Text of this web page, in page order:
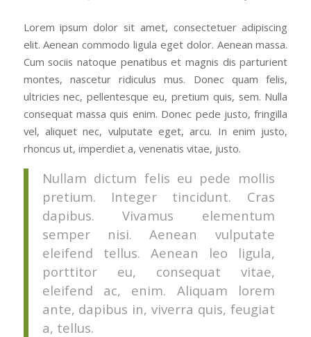
Lorem ipsum dolor sit amet, consectetuer adipiscing
elit. Aenean commodo ligula eget dolor. Aenean massa.
Cum sociis natoque penatibus et magnis dis parturient
montes, nascetur ridiculus mus. Donec quam felis,
ultricies nec, pellentesque eu, pretium quis, sem. Nulla
consequat massa quis enim. Donec pede justo, fringilla
vel, aliquet nec, vulputate eget, arcu. In enim justo,
rhoncus ut, imperdiet a, venenatis vitae, justo.
Nullam dictum felis eu pede mollis
pretium. Integer tincidunt. Cras
dapibus. Vivamus elementum
semper nisi. Aenean vulputate
eleifend tellus. Aenean leo ligula,
porttitor eu, consequat vitae,
eleifend ac, enim. Aliquam lorem
ante, dapibus in, viverra quis, feugiat
a, tellus.